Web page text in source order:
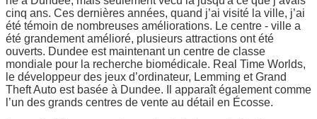
cinq ans. Ces dernières années, quand j’ai visité la ville, j’ai
été témoin de nombreuses améliorations. Le centre - ville a
été grandement amélioré, plusieurs attractions ont été
ouverts. Dundee est maintenant un centre de classe
mondiale pour la recherche biomédicale. Real Time Worlds,
le développeur des jeux d’ordinateur, Lemming et Grand
Theft Auto est basée à Dundee. Il apparaît également comme
l’un des grands centres de vente au détail en Écosse.